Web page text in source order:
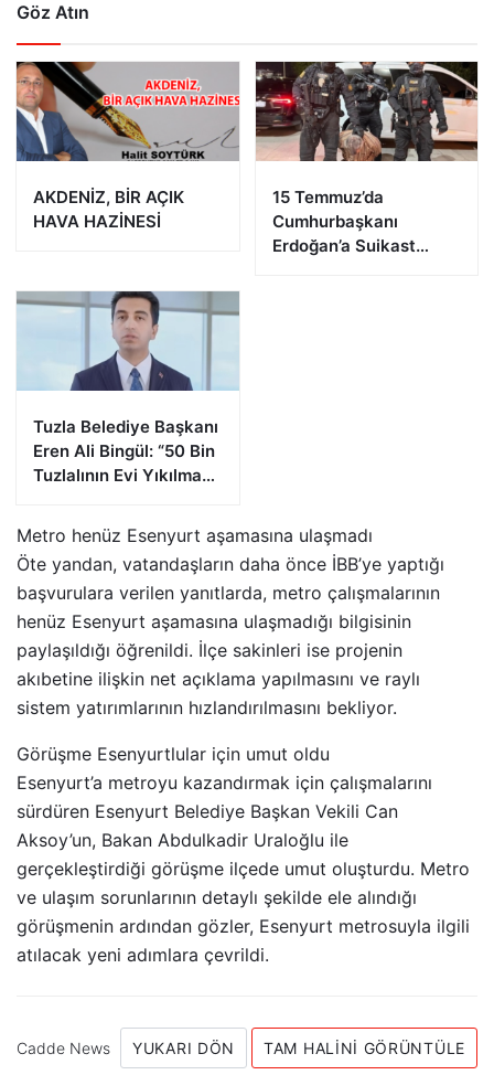
Göz Atın
AKDENİZ, BİR AÇIK
HAVA HAZİNESİ
15 Temmuz’da
Cumhurbaşkanı
Erdoğan’a Suikast
Tuzla Belediye Başkanı
Eren Ali Bingül: “50 Bin
Tuzlalının Evi Yıkılma
Metro henüz Esenyurt aşamasına ulaşmadı
Öte yandan, vatandaşların daha önce İBB’ye yaptığı
başvurulara verilen yanıtlarda, metro çalışmalarının
henüz Esenyurt aşamasına ulaşmadığı bilgisinin
paylaşıldığı öğrenildi. İlçe sakinleri ise projenin
akıbetine ilişkin net açıklama yapılmasını ve raylı
sistem yatırımlarının hızlandırılmasını bekliyor.
Görüşme Esenyurtlular için umut oldu
Esenyurt’a metroyu kazandırmak için çalışmalarını
sürdüren Esenyurt Belediye Başkan Vekili Can
Aksoy’un, Bakan Abdulkadir Uraloğlu ile
gerçekleştirdiği görüşme ilçede umut oluşturdu. Metro
ve ulaşım sorunlarının detaylı şekilde ele alındığı
görüşmenin ardından gözler, Esenyurt metrosuyla ilgili
atılacak yeni adımlara çevrildi.
Cadde News YUKARI DÖN TAM HALINI GÖRÜNTÜLE